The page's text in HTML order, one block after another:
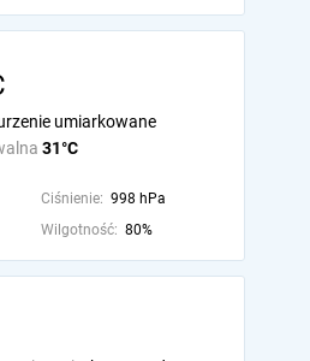
31°C
umiarkowane
Ciśnienie: 998 hPa
Wilgotność: 80%